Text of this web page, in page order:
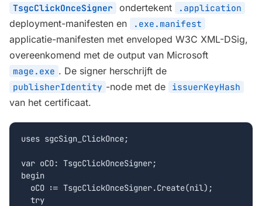
TsgcClickOnceSigner ondertekent .application
deployment-manifesten en .exe.manifest
applicatie-manifesten met enveloped W3C XML-DSig,
overeenkomend met de output van Microsoft
mage.exe . De signer herschrijft de
publisherIdentity -node met de issuerKeyHash
van het certificaat.
uses sgcSign_ClickOnce;
var oCO: TsgcClickOnceSigner;
begin
  oCO := TsgcClickOnceSigner.Create(nil);
  try